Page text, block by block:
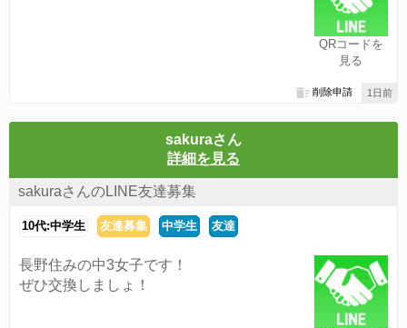
QRコードを
見る
1日前
削除申請
sakuraさん
詳細を見る
sakuraさんのLINE友達募集
10代:中学生 友達募集 中学生 友達
長野住みの中3女子です！
ぜひ交換しましょ！